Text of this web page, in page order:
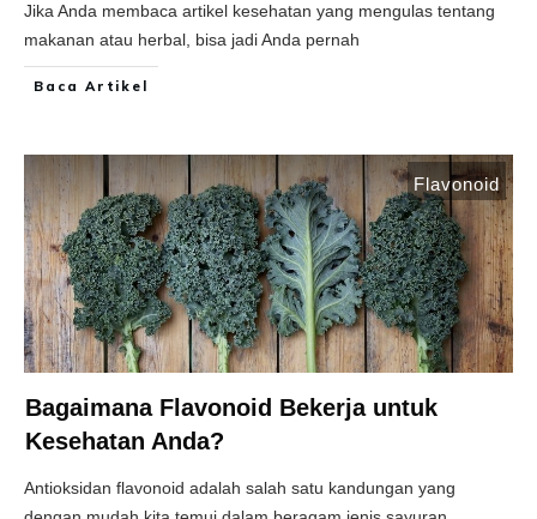
Jika Anda membaca artikel kesehatan yang mengulas tentang
makanan atau herbal, bisa jadi Anda pernah
Baca Artikel
Flavonoid
Bagaimana Flavonoid Bekerja untuk
Kesehatan Anda?
Antioksidan flavonoid adalah salah satu kandungan yang